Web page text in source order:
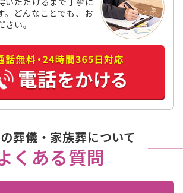
。どんなことでも、お
い。
葬儀・家族葬について
くある質問